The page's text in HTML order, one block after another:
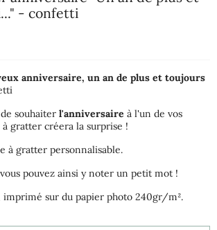
- confetti
anniversaire, un an de plus et toujours
souhaiter l'anniversaire à l'un de vos
gratter créera la surprise !
à gratter personnalisable.
pouvez ainsi y noter un petit mot !
imprimé sur du papier photo 240gr/m².